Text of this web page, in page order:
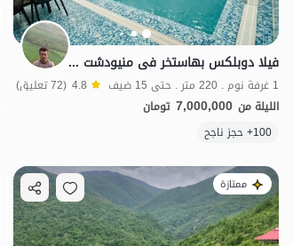
فیلا دوبلکس بهاستخر فی منیودشت - ملاشی
1 غرفة نوم . 220 متر . حتى 15 ضيف 4.8 (72 تعليق)
الليلة من 7,000,000 تومان
100+ حجز ناجح
ممتازة